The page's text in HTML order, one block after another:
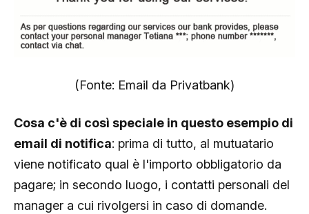
(Fonte: Email da Privatbank)
Cosa c'è di così speciale in questo esempio di
email di notifica: prima di tutto, al mutuatario
viene notificato qual è l'importo obbligatorio da
pagare; in secondo luogo, i contatti personali del
manager a cui rivolgersi in caso di domande.